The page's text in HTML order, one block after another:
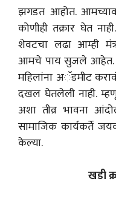
झगडत आहोत.
कोणीही तक्रार घेत
शेवटचा लढा आम्ही
आमचे पाय सुजले आहेत.
महिलांना अॅडमीट
दखल घेतलेली नाही.
अशा तीव्र भावना
सामाजिक कार्यकर्ते
केल्या.
खडी